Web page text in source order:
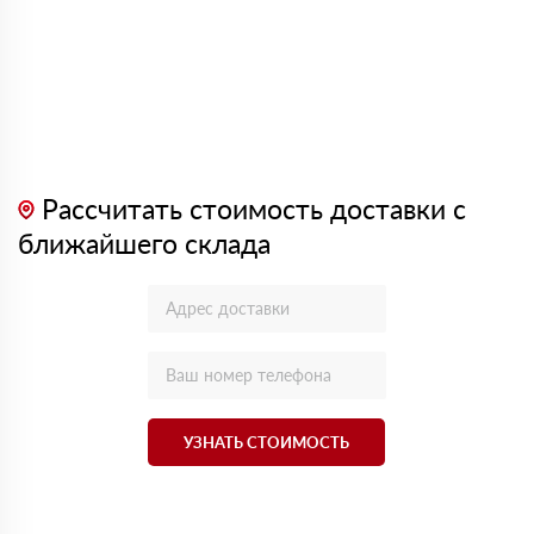
Рассчитать стоимость доставки с
ближайшего склада
УЗНАТЬ СТОИМОСТЬ